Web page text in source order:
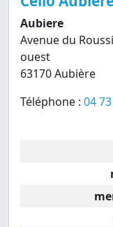
Aubiere
Avenue du
ouest
63170 Aubière
Téléphone : 04